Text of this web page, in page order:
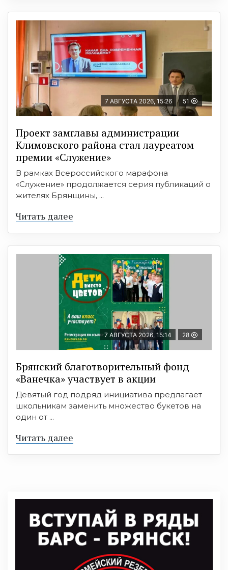
7 АВГУСТА 2026, 15:26 51
Проект замглавы администрации
Климовского района стал лауреатом
премии «Служение»
В рамках Всероссийского марафона
«Служение» продолжается серия публикаций о
жителях Брянщины, ...
Читать далее
7 АВГУСТА 2026, 15:14 28
Брянский благотворительный фонд
«Ванечка» участвует в акции
Девятый год подряд инициатива предлагает
школьникам заменить множество букетов на
один от ...
Читать далее